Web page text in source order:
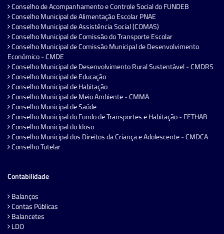
Conselho de Acompanhamento e Controle Social do FUNDEB
Conselho Municipal de Alimentação Escolar PNAE
Conselho Municipal de Assistência Social (COMAS)
Conselho Municipal de Comissão do Transporte Escolar
Conselho Municipal de Comissão Municipal de Desenvolvimento
Econômico - CMDE
Conselho Municipal de Desenvolvimento Rural Sustentável - CMDRS
Conselho Municipal de Educação
Conselho Municipal de Habitação
Conselho Municipal de Meio Ambiente - CMMA
Conselho Municipal de Saúde
Conselho Municipal do Fundo de Transportes e Habitação - FETHAB
Conselho Municipal do Idoso
Conselho Municipal dos Direitos da Criança e Adolescente - CMDCA
Conselho Tutelar
Contabilidade
Balanços
Contas Públicas
Balancetes
LDO